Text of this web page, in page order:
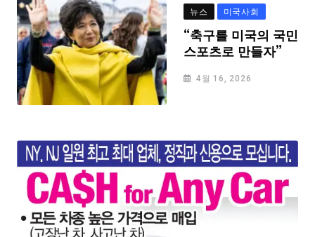
뉴스 미국사회
“축구를 미국의 국민
스포츠로 만들자”
4월 16, 2026